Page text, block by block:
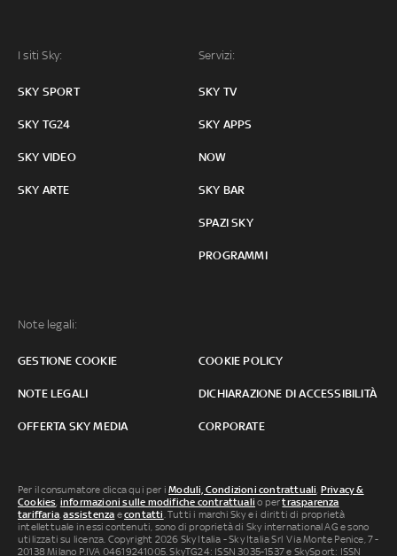
I siti Sky:
SKY SPORT
SKY TG24
SKY VIDEO
SKY ARTE
Servizi:
SKY TV
SKY APPS
NOW
SKY BAR
SPAZI SKY
PROGRAMMI
Note legali:
GESTIONE COOKIE COOKIE POLICY
NOTE LEGALI DICHIARAZIONE DI ACCESSIBILITÀ
OFFERTA SKY MEDIA CORPORATE
Per il consumatore clicca qui per iModuli, Condizioni contrattuali Privacy &
Cookies informazioni sulle modifiche contrattuali o pertrasparenza
tariffaria ,assistenza econtatti . Tutti i marchi Sky e i diritti di proprietà
intellettuale in essi contenuti, sono di proprietà di Sky international AG e sono
utilizzati su licenza. Copyright 2026 Sky Italia - Sky Italia Srl Via Monte Penice, 7 -
20138 Milano P.IVA 04619241005. SkyTG24: ISSN 3035-1537 e SkySport: ISSN